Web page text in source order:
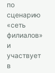
по
сценарию
«сеть
филиалов»
и
участвует
в